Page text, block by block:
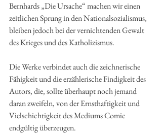
Bernhards „Die Ursache“ machen wir einen
zeitlichen Sprung in den Nationalsozialismus,
bleiben jedoch bei der vernichtenden Gewalt
des Krieges und des Katholizismus.
Die Werke verbindet auch die zeichnerische
Fähigkeit und die erzählerische Findigkeit des
Autors, die, sollte überhaupt noch jemand
daran zweifeln, von der Ernsthaftigkeit und
Vielschichtigkeit des Mediums Comic
endgültig überzeugen.